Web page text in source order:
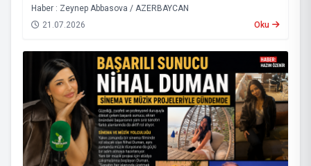
Haber : Zeynep Abbasova / AZERBAYCAN
21.07.2026
Oku